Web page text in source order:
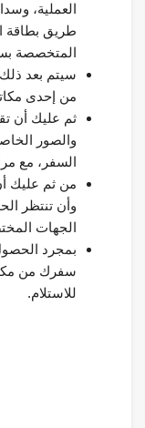
العملية،
طريق بطاقة
المتخصصة
سيتم بعد
من إحدى
ثم عليك أن
والصور
السفر، مع
من ثم عليك
وأن تنتظر
الجهات
بمجرد
سفرك من
للاستلام.